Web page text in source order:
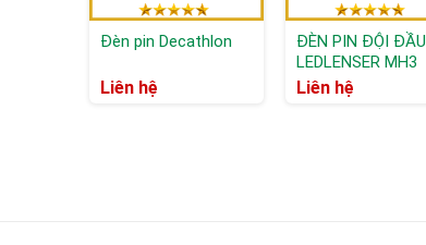
Đèn pin Decathlon
Liên hệ
ĐÈN PIN ĐỘI ĐẦU
LEDLENSER MH3
Liên hệ